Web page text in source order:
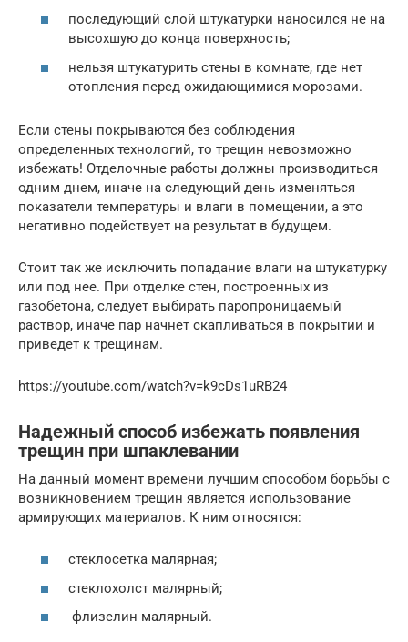
последующий слой штукатурки наносился не на
высохшую до конца поверхность;
нельзя штукатурить стены в комнате, где нет
отопления перед ожидающимися морозами.
Если стены покрываются без соблюдения
определенных технологий, то трещин невозможно
избежать! Отделочные работы должны производиться
одним днем, иначе на следующий день изменяться
показатели температуры и влаги в помещении, а это
негативно подействует на результат в будущем.
Стоит так же исключить попадание влаги на штукатурку
или под нее. При отделке стен, построенных из
газобетона, следует выбирать паропроницаемый
раствор, иначе пар начнет скапливаться в покрытии и
приведет к трещинам.
https://youtube.com/watch?v=k9cDs1uRB24
Надежный способ избежать появления
трещин при шпаклевании
На данный момент времени лучшим способом борьбы с
возникновением трещин является использование
армирующих материалов. К ним относятся:
стеклосетка малярная;
стеклохолст малярный;
флизелин малярный.